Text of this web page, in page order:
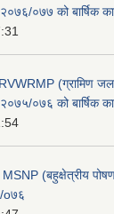
०७७ को बार्षिक
(ग्रामिण
०७६ को बार्षिक
(बहुक्षेत्रीय
o७६